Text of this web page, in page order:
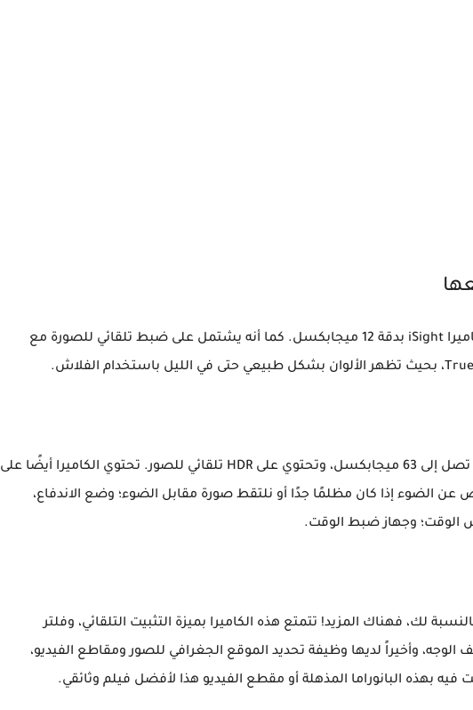
يحتوي هاتف ايفون 6 على كاميرا iSight بدقة 12 ميجابكسل. كما أنه يشتمل على ضبط تلقائي للصورة مع
تتيح الكاميرا صورًا بانورامية تصل إلى 63 ميجابكسل، وتحتوي على HDR تلقائي للصور. تحتوي الكاميرا أيضًا على
الضوء إذا كان مظلمًا جدًا أو نلتقط صورة مقابل الضوء؛ وضع الاندفاع،
الوقت؛ وجهاز ضبط الوقت.
لك، فهناك المزيد! تتمتع هذه الكاميرا بميزة التثبيت التلقائي، وفلتر
وأخيراً لديها وظيفة تحديد الموقع الجغرافي للصور ومقاطع الفيديو،
فيه بهذه البانوراما المذهلة أو مقطع الفيديو هذا لأفضل فيلم وثائقي.